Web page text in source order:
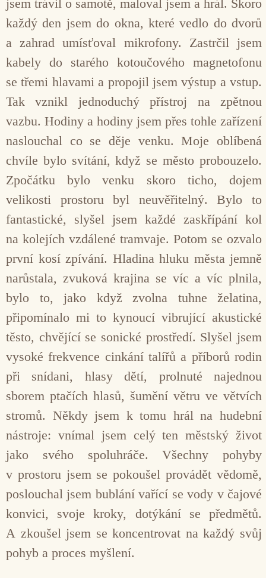
jsem trávil o samotě, maloval jsem a hrál. Skoro
každý den jsem do okna, které ved­lo do dvorů
a zahrad umísťoval mikrofony. Zastrčil jsem
kabely do starého kotoučového magnetofonu
se třemi hlavami a propojil jsem výstup a vstup.
Tak vznikl jednoduchý přístroj na zpětnou
vazbu. Hodiny a hodiny jsem přes tohle zařízení
naslouchal co se děje venku. Moje oblíbená
chvíle bylo svítání, když se město probouzelo.
Zpočátku bylo venku skoro ticho, dojem
velikosti prostoru byl neuvěřitelný. Bylo to
fantastické, slyšel jsem kaž­dé zaskřípání kol
na kolejích vzdálené tramvaje. Potom se ozvalo
první kosí zpívání. Hladina hluku města jemně
narůstala, zvuková krajina se víc a víc plnila,
bylo to, jako když zvolna tuhne želatina,
připomínalo mi to kynoucí vibrující akustické
těsto, chvějící se sonické prostředí. Slyšel jsem
vysoké frekvence cinkání talířů a příborů rodin
při snídani, hlasy dětí, prolnuté najednou
sborem ptačích hlasů, šumění větru ve větvích
stromů. Někdy jsem k tomu hrál na hudební
nástroje: vnímal jsem celý ten městský život
jako svého spoluhráče. Všechny pohyby
v prostoru jsem se pokoušel provádět vědomě,
poslouchal jsem bublání vařící se vody v čajové
konvici, svoje kroky, dotýkání se předmětů.
A zkoušel jsem se koncentrovat na každý svůj
pohyb a proces myšlení.